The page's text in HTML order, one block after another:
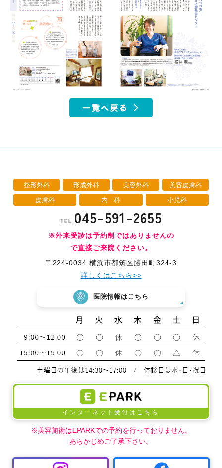
中波
整形外科 形成外科 美容外科
美容皮膚科
皮膚科
内 科 小児科
TEL.045-591-2655
※外来受診は予約制ではありませんの
で直接ご来院ください。
〒224-0034 横浜市都筑区勝田町324-3
詳しくはこちら>>
医院情報はこちら
インターネット受付はこちら
※美容施術はEPARKでの予約を行っておりません。
あらかじめご了承下さい。